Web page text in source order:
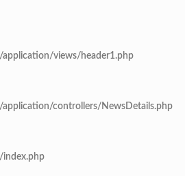
views/header1.php
controllers/NewsDetails.php
index.php